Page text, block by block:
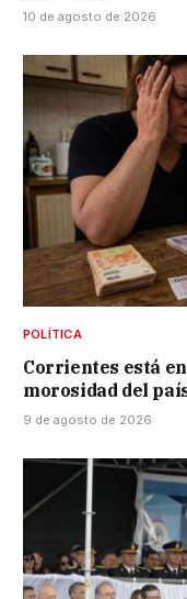
10 de agosto de 2026
POLÍTICA
Corrientes está
morosidad del
9 de agosto de 2026